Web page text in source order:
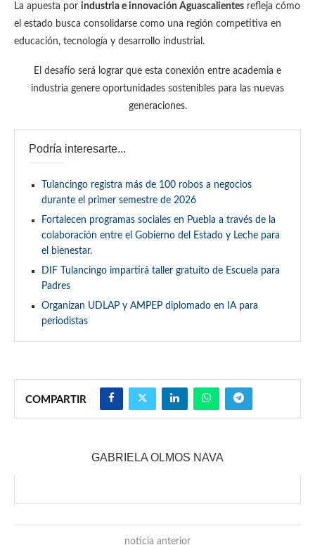
La apuesta por industria e innovación Aguascalientes refleja cómo
el estado busca consolidarse como una región competitiva en
educación, tecnología y desarrollo industrial.
El desafío será lograr que esta conexión entre academia e
industria genere oportunidades sostenibles para las nuevas
generaciones.
Podría interesarte...
Tulancingo registra más de 100 robos a negocios
durante el primer semestre de 2026
Fortalecen programas sociales en Puebla a través de la
colaboración entre el Gobierno del Estado y Leche para
el bienestar.
DIF Tulancingo impartirá taller gratuito de Escuela para
Padres
Organizan UDLAP y AMPEP diplomado en IA para
periodistas
COMPARTIR
GABRIELA OLMOS NAVA
noticia anterior